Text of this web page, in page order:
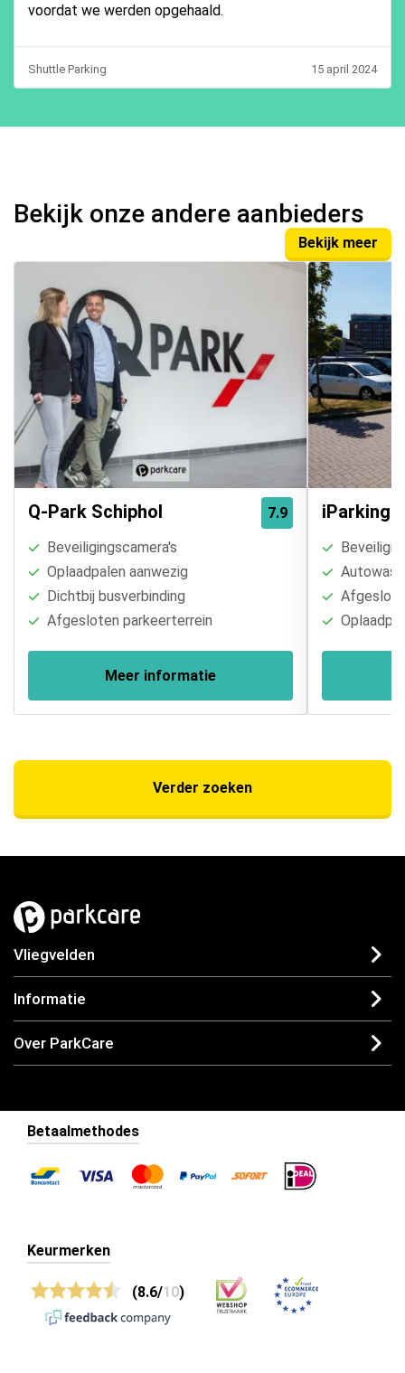
voordat we werden opgehaald.
Shuttle Parking 15 april 2024
Bekijk onze andere aanbieders
Bekijk meer
7.9
Q-Park Schiphol
Beveiligingscamera's
Oplaadpalen aanwezig
Dichtbij busverbinding
Afgesloten parkeerterrein
Meer informatie
iParking
Verder zoeken
Vliegvelden
Informatie
Over ParkCare
Betaalmethodes
Keurmerken
(8.6/10)